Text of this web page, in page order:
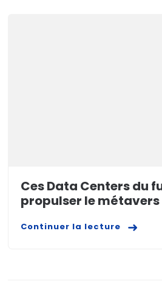
Ces Data Centers du
propulser le
Continuer la lecture